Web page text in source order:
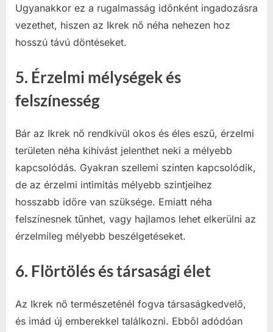
Ugyanakkor ez a rugalmasság időnként ingadozásra
vezethet, hiszen az Ikrek nő néha nehezen hoz
hosszú távú döntéseket.
5. Érzelmi mélységek és
felszínesség
Bár az Ikrek nő rendkívül okos és éles eszű, érzelmi
területen néha kihívást jelenthet neki a mélyebb
kapcsolódás. Gyakran szellemi szinten kapcsolódik,
de az érzelmi intimitás mélyebb szintjeihez
hosszabb időre van szüksége. Emiatt néha
felszínesnek tűnhet, vagy hajlamos lehet elkerülni az
érzelmileg mélyebb beszélgetéseket.
6. Flörtölés és társasági élet
Az Ikrek nő természeténél fogva társaságkedvelő,
és imád új emberekkel találkozni. Ebből adódóan